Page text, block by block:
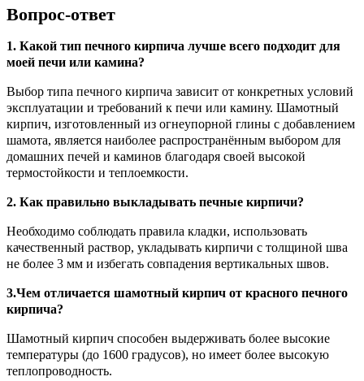
Вопрос-ответ
1. Какой тип печного кирпича лучше всего подходит для
моей печи или камина?
Выбор типа печного кирпича зависит от конкретных условий
эксплуатации и требований к печи или камину. Шамотный
кирпич, изготовленный из огнеупорной глины с добавлением
шамота, является наиболее распространённым выбором для
домашних печей и каминов благодаря своей высокой
термостойкости и теплоемкости.
2. Как правильно выкладывать печные кирпичи?
Необходимо соблюдать правила кладки, использовать
качественный раствор, укладывать кирпичи с толщиной шва
не более 3 мм и избегать совпадения вертикальных швов.
3.Чем отличается шамотный кирпич от красного печного
кирпича?
Шамотный кирпич способен выдерживать более высокие
температуры (до 1600 градусов), но имеет более высокую
теплопроводность.